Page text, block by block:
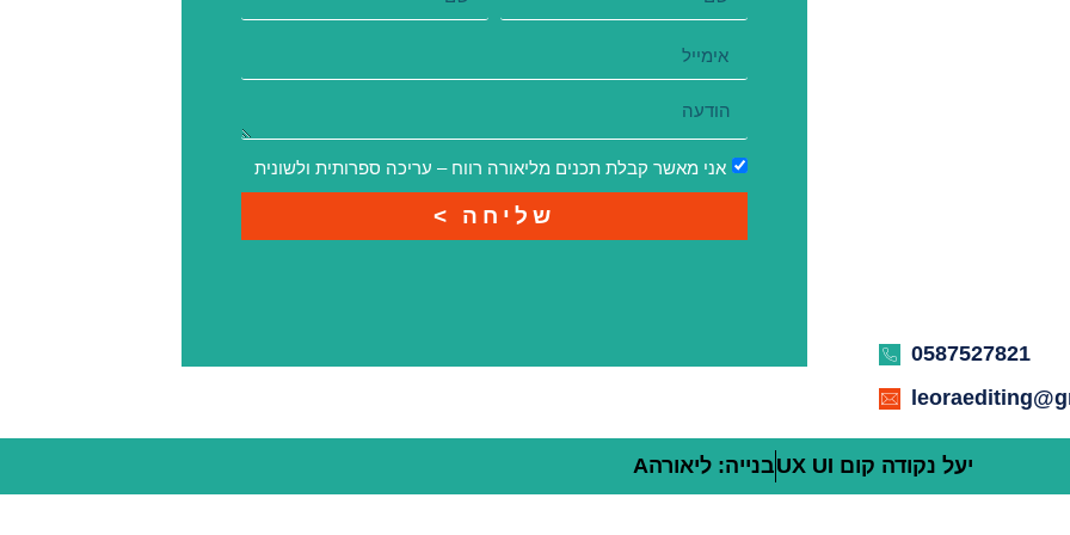
0587527821
אני מאשר קבלת תכנים מליאורה רווח – עריכה ספרותית ולשונית
שליחה >
יעל נקודה קום UX UI בנייה: ליאורהA